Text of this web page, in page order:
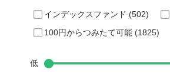
インデックスファンド (502)
100円からつみたて可能 (1825)
低